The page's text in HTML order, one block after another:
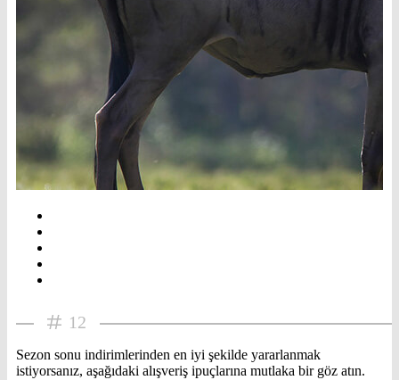
12
Sezon sonu indirimlerinden en iyi şekilde yararlanmak
istiyorsanız, aşağıdaki alışveriş ipuçlarına mutlaka bir göz atın.